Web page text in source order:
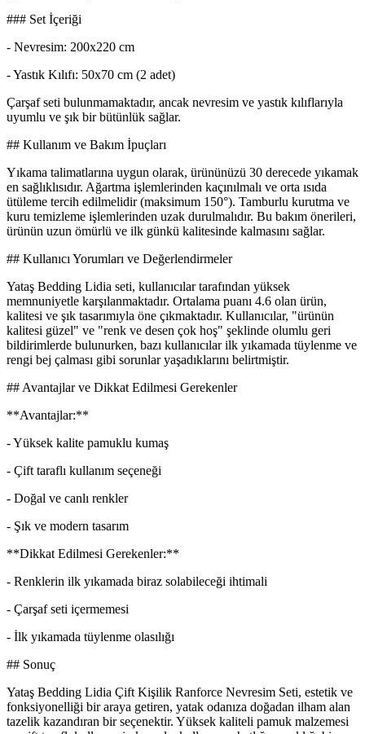
### Set İçeriği
- Nevresim: 200x220 cm
- Yastık Kılıfı: 50x70 cm (2 adet)
Çarşaf seti bulunmamaktadır, ancak nevresim ve yastık kılıflarıyla
uyumlu ve şık bir bütünlük sağlar.
## Kullanım ve Bakım İpuçları
Yıkama talimatlarına uygun olarak, ürününüzü 30 derecede yıkamak
en sağlıklısıdır. Ağartma işlemlerinden kaçınılmalı ve orta ısıda
ütüleme tercih edilmelidir (maksimum 150°). Tamburlu kurutma ve
kuru temizleme işlemlerinden uzak durulmalıdır. Bu bakım önerileri,
ürünün uzun ömürlü ve ilk günkü kalitesinde kalmasını sağlar.
## Kullanıcı Yorumları ve Değerlendirmeler
Yataş Bedding Lidia seti, kullanıcılar tarafından yüksek
memnuniyetle karşılanmaktadır. Ortalama puanı 4.6 olan ürün,
kalitesi ve şık tasarımıyla öne çıkmaktadır. Kullanıcılar, "ürünün
kalitesi güzel" ve "renk ve desen çok hoş" şeklinde olumlu geri
bildirimlerde bulunurken, bazı kullanıcılar ilk yıkamada tüylenme ve
rengi bej çalması gibi sorunlar yaşadıklarını belirtmiştir.
## Avantajlar ve Dikkat Edilmesi Gerekenler
**Avantajlar:**
- Yüksek kalite pamuklu kumaş
- Çift taraflı kullanım seçeneği
- Doğal ve canlı renkler
- Şık ve modern tasarım
**Dikkat Edilmesi Gerekenler:**
- Renklerin ilk yıkamada biraz solabileceği ihtimali
- Çarşaf seti içermemesi
- İlk yıkamada tüylenme olasılığı
## Sonuç
Yataş Bedding Lidia Çift Kişilik Ranforce Nevresim Seti, estetik ve
fonksiyonelliği bir araya getiren, yatak odanıza doğadan ilham alan
tazelik kazandıran bir seçenektir. Yüksek kaliteli pamuk malzemesi